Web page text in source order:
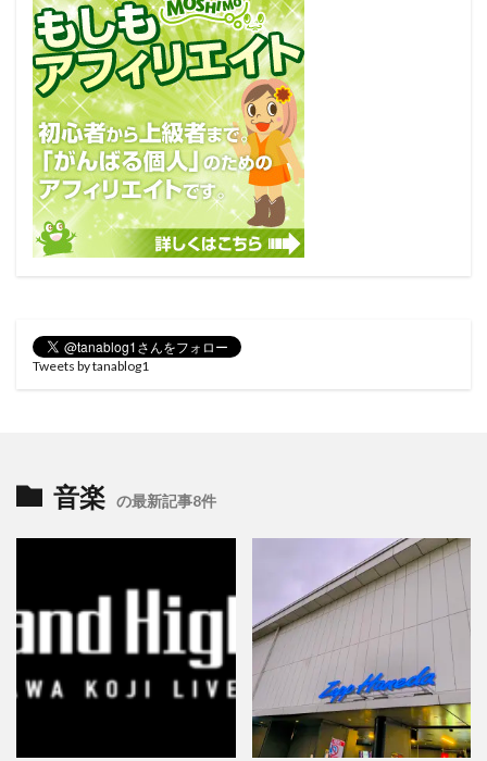
Tweets by tanablog1
音楽 の最新記事8件